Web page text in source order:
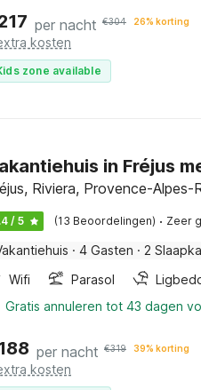
per nacht €304 26% korting
kosten
zone available
in Fréjus
Riviera, Provence-Alpes-
/ 5 (13 Beoordelingen) · Zeer
· 4 Gasten · 2
Wifi
Parasol
Gratis annuleren tot 43 dagen
per nacht €319 39% korting
kosten